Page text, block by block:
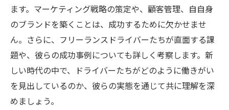
ます。マーケティング戦略の策定や、顧客管理、自自身
のブランドを築くことは、成功するために欠かせませ
ん。さらに、フリーランスドライバーたちが直面する課
題や、彼らの成功事例についても詳しく考察します。新
しい時代の中で、ドライバーたちがどのように働きがい
を見出しているのか、彼らの実態を通じて共に理解を深
めましょう。